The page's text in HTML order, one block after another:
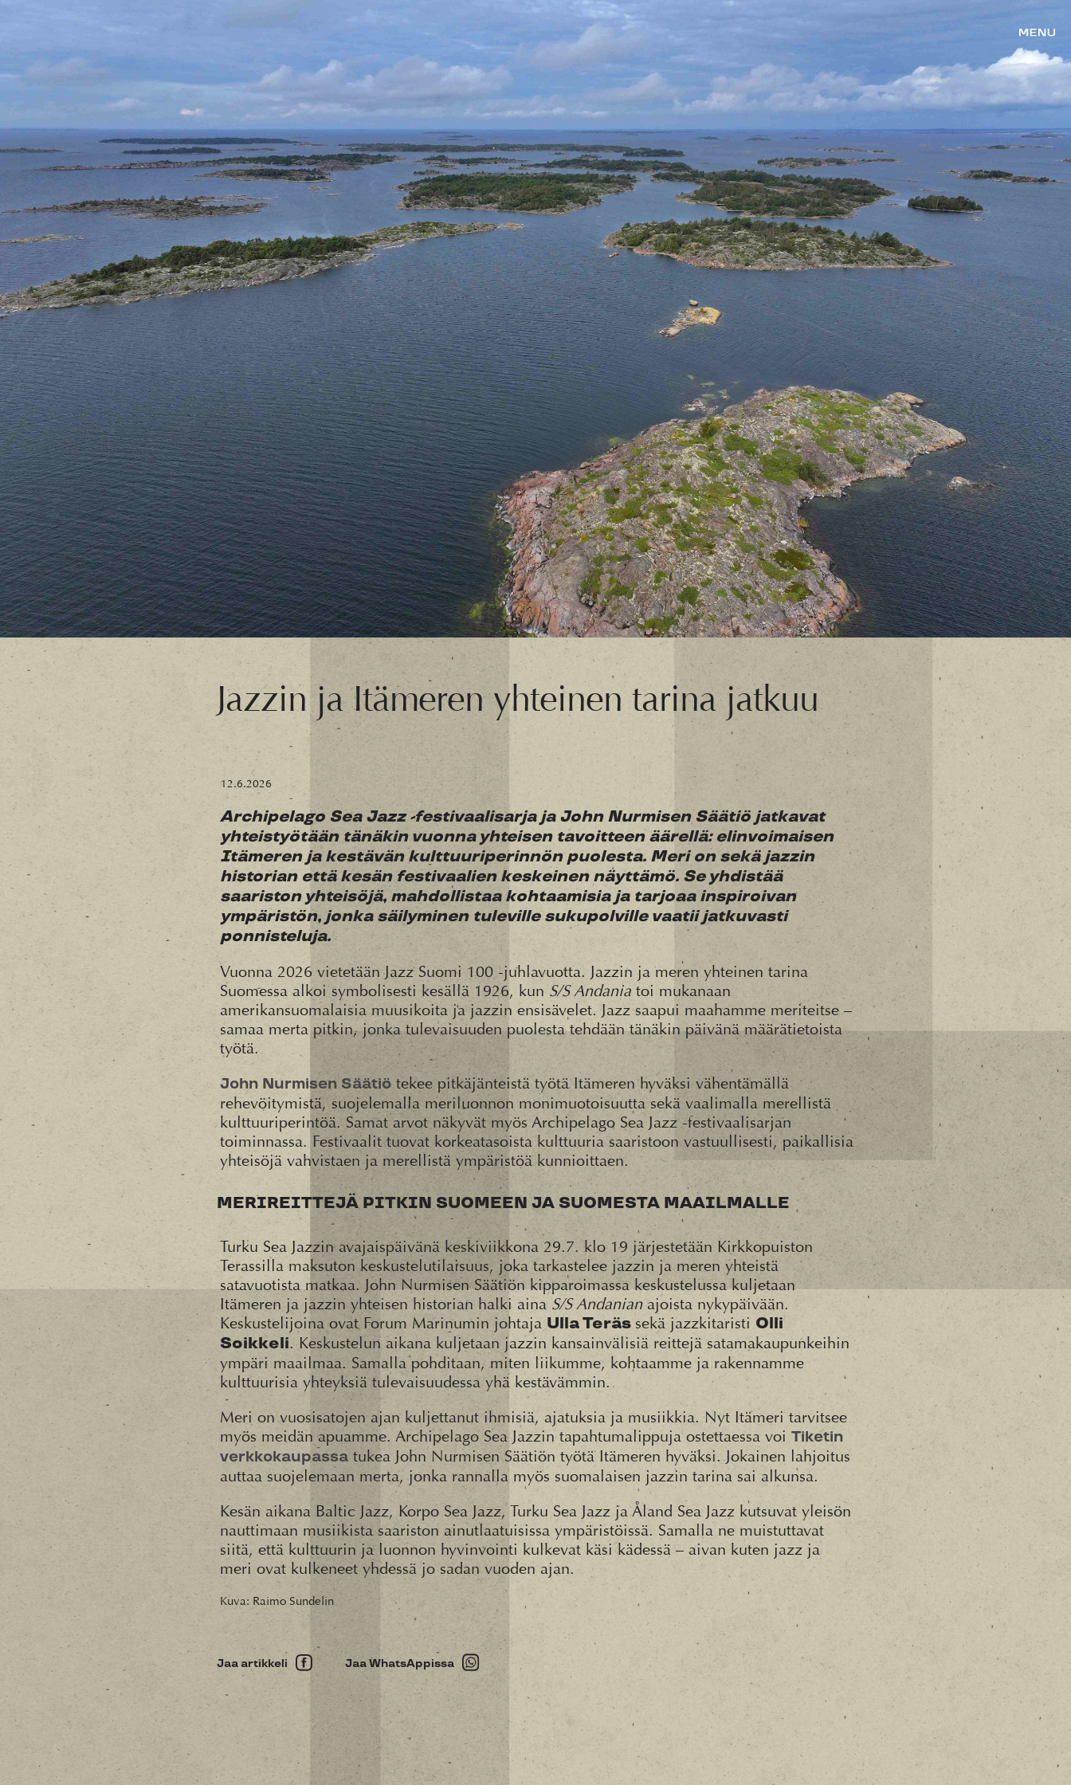
Jazzin ja Itämeren yhteinen tarina jatkuu
12.6.2026
Archipelago Sea Jazz -festivaalisarja ja John Nurmisen Säätiö jatkavat
yhteistyötään tänäkin vuonna yhteisen tavoitteen äärellä: elinvoimaisen
Itämeren ja kestävän kulttuuriperinnön puolesta. Meri on sekä jazzin
historian että kesän festivaalien keskeinen näyttämö. Se yhdistää
saariston yhteisöjä, mahdollistaa kohtaamisia ja tarjoaa inspiroivan
ympäristön, jonka säilyminen tuleville sukupolville vaatii jatkuvasti
ponnisteluja.
Vuonna 2026 vietetään Jazz Suomi 100 -juhlavuotta. Jazzin ja meren yhteinen tarina
Suomessa alkoi symbolisesti kesällä 1926, kunS/S Andania toi mukanaan
amerikansuomalaisia muusikoita ja jazzin ensisävelet. Jazz saapui maahamme meriteitse –
samaa merta pitkin, jonka tulevaisuuden puolesta tehdään tänäkin päivänä määrätietoista
työtä.
John Nurmisen Säätiö tekee pitkäjänteistä työtä Itämeren hyväksi vähentämällä
rehevöitymistä, suojelemalla meriluonnon monimuotoisuutta sekä vaalimalla merellistä
kulttuuriperintöä. Samat arvot näkyvät myös Archipelago Sea Jazz -festivaalisarjan
toiminnassa. Festivaalit tuovat korkeatasoista kulttuuria saaristoon vastuullisesti, paikallisia
yhteisöjä vahvistaen ja merellistä ympäristöä kunnioittaen.
MERIREITTEJÄ PITKIN SUOMEEN JA SUOMESTA MAAILMALLE
Turku Sea Jazzin avajaispäivänä keskiviikkona 29.7. klo 19 järjestetään Kirkkopuiston
Terassilla maksuton keskustelutilaisuus, joka tarkastelee jazzin ja meren yhteistä
satavuotista matkaa. John Nurmisen Säätiön kipparoimassa keskustelussa kuljetaan
Itämeren ja jazzin yhteisen historian halki aina S/S Andanianajoista nykypäivään.
Keskustelijoina ovat Forum Marinumin johtaja Ulla Teräs sekä jazzkitaristi Olli
Soikkeli. Keskustelun aikana kuljetaan jazzin kansainvälisiä reittejä satamakaupunkeihin
ympäri maailmaa. Samalla pohditaan, miten liikumme, kohtaamme ja rakennamme
kulttuurisia yhteyksiä tulevaisuudessa yhä kestävämmin.
Meri on vuosisatojen ajan kuljettanut ihmisiä, ajatuksia ja musiikkia. Nyt Itämeri tarvitsee
myös meidän apuamme. Archipelago Sea Jazzin tapahtumalippuja ostettaessa voiTiketin
verkkokaupassa tukea John Nurmisen Säätiön työtä Itämeren hyväksi. Jokainen lahjoitus
auttaa suojelemaan merta, jonka rannalla myös suomalaisen jazzin tarina sai alkunsa.
Kesän aikana Baltic Jazz, Korpo Sea Jazz, Turku Sea Jazz ja Åland Sea Jazz kutsuvat yleisön
nauttimaan musiikista saariston ainutlaatuisissa ympäristöissä. Samalla ne muistuttavat
siitä, että kulttuurin ja luonnon hyvinvointi kulkevat käsi kädessä – aivan kuten jazz ja
meri ovat kulkeneet yhdessä jo sadan vuoden ajan.
Kuva: Raimo Sundelin
Jaa artikkeli Jaa WhatsAppissa